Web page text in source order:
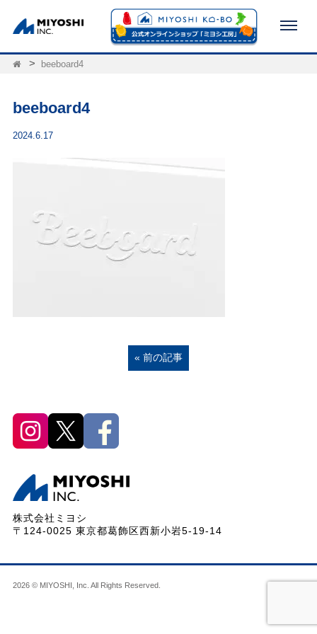
beeboard4
beeboard4
2024.6.17
« 前の記事
株式会社ミヨシ
〒124-0025 東京都葛飾区西新小岩5-19-14
2026 © MIYOSHI, Inc. All Rights Reserved.